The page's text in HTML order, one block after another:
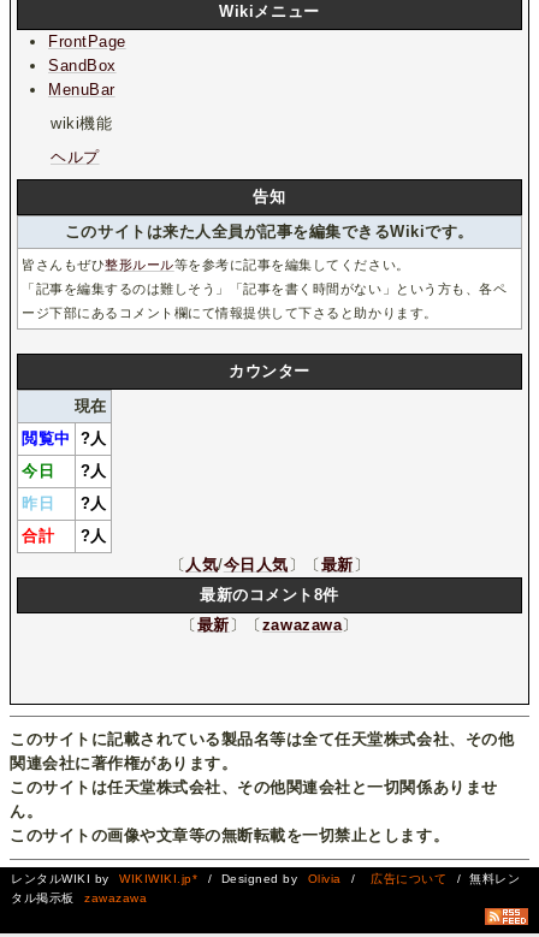
Wikiメニュー
FrontPage
SandBox
MenuBar
wiki機能
ヘルプ
告知
このサイトは来た人全員が記事を編集できるWikiです。
皆さんもぜひ整形ルール等を参考に記事を編集してください。
「記事を編集するのは難しそう」「記事を書く時間がない」という方も、各ペ
ージ下部にあるコメント欄にて情報提供して下さると助かります。
カウンター
現在
閲覧中
? 人
今日
? 人
昨日
? 人
合計
? 人
〔 人気/今日人気〕〔最新〕
最新のコメント8件
〔最新〕〔zawazawa〕
このサイトに記載されている製品名等は全て任天堂株式会社、その他
関連会社に著作権があります。
このサイトは任天堂株式会社、その他関連会社と一切関係ありませ
ん。
このサイトの画像や文章等の無断転載を一切禁止とします。
レンタルWIKI by WIKIWIKI.jp* / Designed by Olivia / 広告について
/ 無料レン
タル掲示板
zawazawa